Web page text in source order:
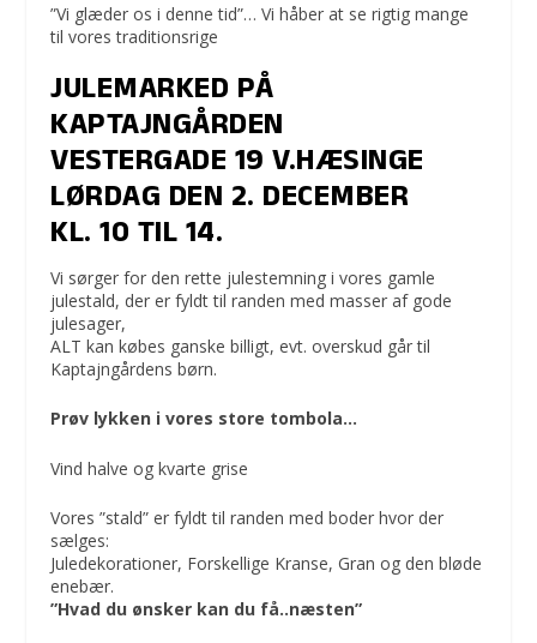
”Vi glæder os i denne tid”… Vi håber at se rigtig mange
til vores traditionsrige
JULEMARKED PÅ
KAPTAJNGÅRDEN
VESTERGADE 19 V.HÆSINGE
LØRDAG DEN 2. DECEMBER
KL. 10 TIL 14.
Vi sørger for den rette julestemning i vores gamle
julestald, der er fyldt til randen med masser af gode
julesager,
ALT kan købes ganske billigt, evt. overskud går til
Kaptajngårdens børn.
Prøv lykken i vores store tombola…
Vind halve og kvarte grise
Vores ”stald” er fyldt til randen med boder hvor der
sælges:
Juledekorationer, Forskellige Kranse, Gran og den bløde
enebær.
”Hvad du ønsker kan du få..næsten”